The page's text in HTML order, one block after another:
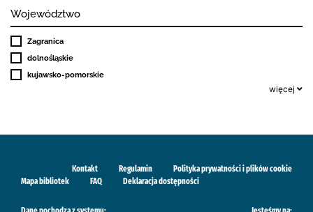
Województwo
Zagranica
dolnośląskie
kujawsko-pomorskie
więcej
Kontakt Regulamin
Polityka prywatności i plików cookie
Mapa bibliotek
FAQ Deklaracja dostępności